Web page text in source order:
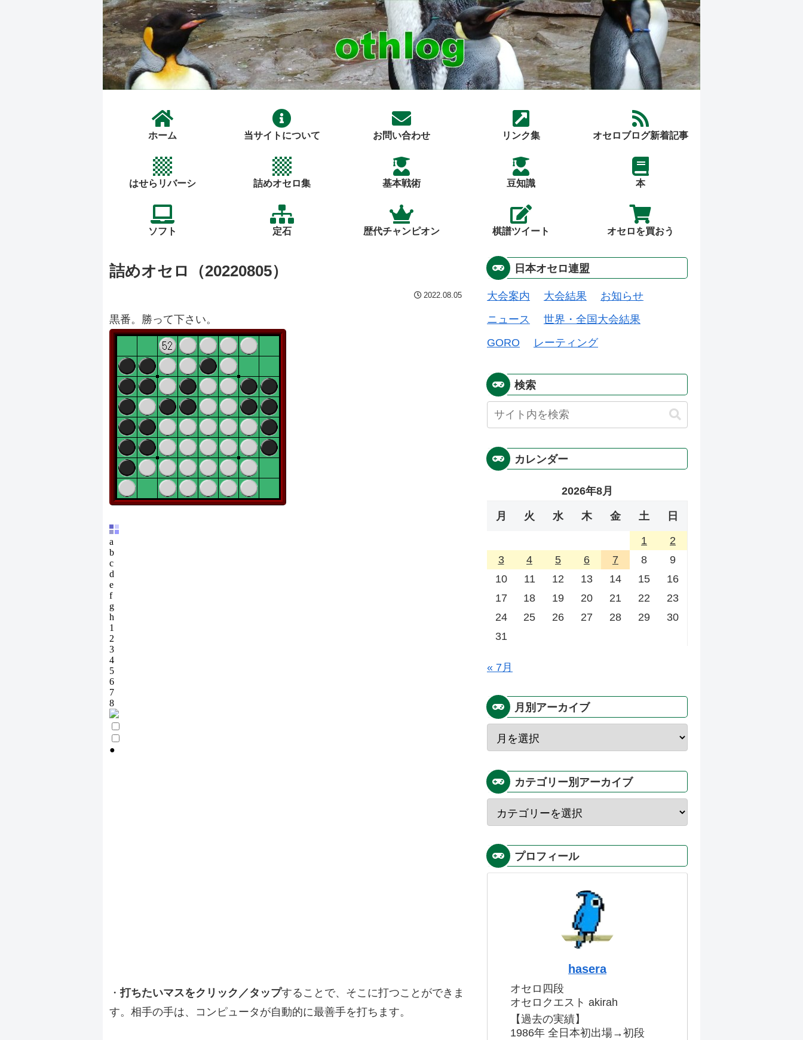
ホーム 当サイトについて お問い合わせ リンク集 オセロブログ新着記事
はせらリバーシ 詰めオセロ集 基本戦術 豆知識 本
ソフト 定石 歴代チャンピオン 棋譜ツイート オセロを買おう
詰めオセロ（20220805）
2022.08.05
黒番。勝って下さい。
・打ちたいマスをクリック／タップすることで、そこに打つことができま
す。相手の手は、コンピュータが自動的に最善手を打ちます。
日本オセロ連盟
大会案内 大会結果
お知らせ
ニュース
世界・全国大会結果
GORO
レーティング
検索
カレンダー
2026年8月
月 火 水 木 金 土 日
1
2
3
4 5 6 7 8
9
10
11 12 13 14 15
16
17
18 19 20 21 22
23
24
25 26 27 28 29
30
31
« 7月
月別アーカイブ
カテゴリー別アーカイブ
プロフィール
hasera
オセロ四段
オセロクエスト akirah
【過去の実績】
1986年 全日本初出場→初段